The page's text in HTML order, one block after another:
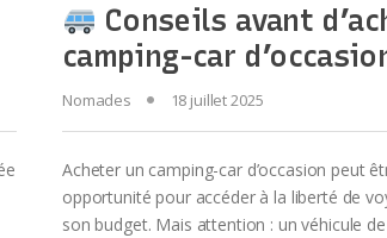
Conseils avant
camping-car
Nomades 18 juillet 2025
Acheter un camping-car d’occasion peut
opportunité pour accéder à la liberté de
son budget. Mais attention : un véhicule